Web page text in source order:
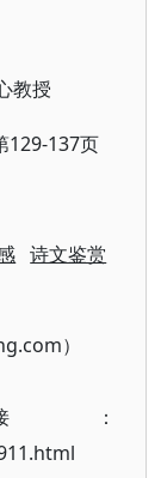
教授
129-137页
诗文鉴赏
）
：